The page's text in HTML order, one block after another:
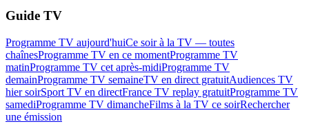
Guide TV
Programme TV aujourd'huiCe soir à la TV — toutes
chaînesProgramme TV en ce momentProgramme TV
matinProgramme TV cet après-midiProgramme TV
demainProgramme TV semaineTV en direct gratuitAudiences TV
hier soirSport TV en directFrance TV replay gratuitProgramme TV
samediProgramme TV dimancheFilms à la TV ce soirRechercher
une émission